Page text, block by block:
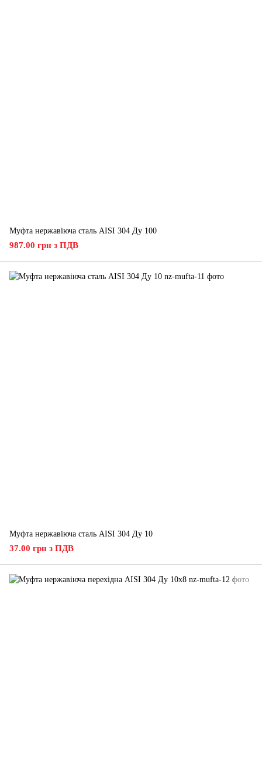
Муфта нержавіюча сталь AISI 304 Ду 100
987.00 грн з ПДВ
Муфта нержавіюча сталь AISI 304 Ду 10
37.00 грн з ПДВ